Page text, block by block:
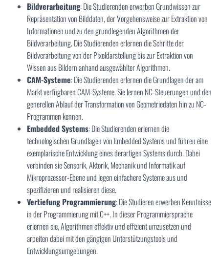
Bildverarbeitung: Die Studierenden erwerben Grundwissen zur
Repräsentation von Bilddaten, der Vorgehensweise zur Extraktion von
Informationen und zu den grundlegenden Algorithmen der
Bildverarbeitung. Die Studierenden erlernen die Schritte der
Bildverarbeitung von der Pixeldarstellung bis zur Extraktion von
Wissen aus Bildern anhand ausgewählter Algorithmen.
CAM-Systeme: Die Studierenden erlernen die Grundlagen der am
Markt verfügbaren CAM-Systeme. Sie lernen NC-Steuerungen und den
generellen Ablauf der Transformation von Geometriedaten hin zu NC-
Programmen kennen.
Embedded Systems: Die Studierenden erlernen die
technologischen Grundlagen von Embedded Systems und führen eine
exemplarische Entwicklung eines derartigen Systems durch. Dabei
verbinden sie Sensorik, Aktorik, Mechanik und Informatik auf
Mikroprozessor-Ebene und legen einfachere Systeme aus und
spezifizieren und realisieren diese.
Vertiefung Programmierung: Die Studieren erwerben Kenntnisse
in der Programmierung mit C++. In dieser Programmiersprache
erlernen sie, Algorithmen effektiv und effizient umzusetzen und
arbeiten dabei mit den gängigen Unterstützungstools und
Entwicklungsumgebungen.